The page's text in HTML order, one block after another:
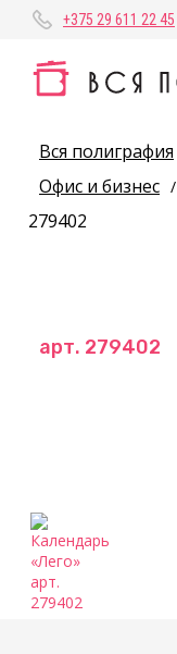
+375 29 611 22 45
Вся полиграфия
Офис и бизнес /
279402
арт. 279402